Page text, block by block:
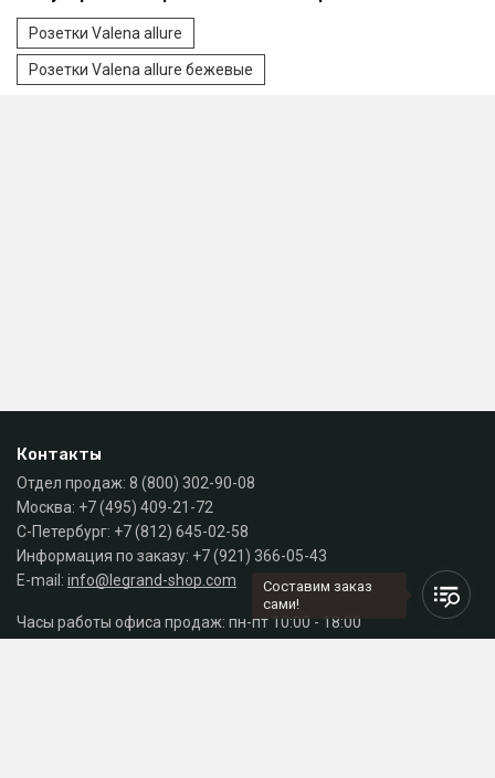
Розетки Valena allure
Розетки Valena allure бежевые
Контакты
Отдел продаж: 8 (800) 302-90-08
Москва: +7 (495) 409-21-72
С-Петербург: +7 (812) 645-02-58
Информация по заказу: +7 (921) 366-05-43
E-mail: info@legrand-shop.com
Часы работы офиса продаж: пн-пт 10:00 - 18:00
Составим заказ
сами!